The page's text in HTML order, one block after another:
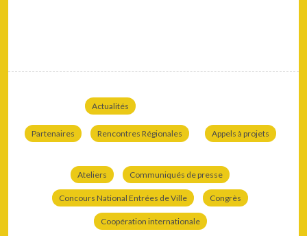
Actualités
Partenaires Rencontres Régionales Appels à projets
Ateliers Communiqués de presse
Concours National Entrées de Ville Congrès
Coopération internationale